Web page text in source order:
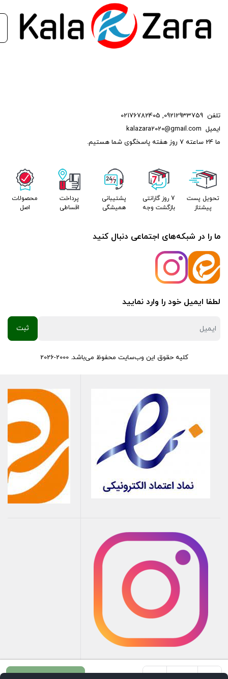
تلفن 09212933759
,
02176782405
ایمیل kalazara2020@gmail.com
ما 24 ساعته 7 روز هفته پاسخگوی شما هستیم.
تحویل پست
پیشتاز
7 روز گارانتی
بازگشت وجه
پشتیبانی
همیشگی
پرداخت
اقساطی
محصولات
اصل
ما را در شبکه‌های اجتماعی دنبال کنید
لطفا ایمیل خود را وارد نمایید
کلیه حقوق این وب‌سایت محفوظ می‌باشد. 2000-2026